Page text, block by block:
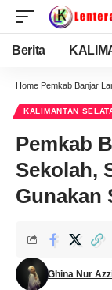
Berita
Home Pemkab Banjar
KALIMANTAN
Pemkab
Sekolah,
Gunakan
Ghina Nur